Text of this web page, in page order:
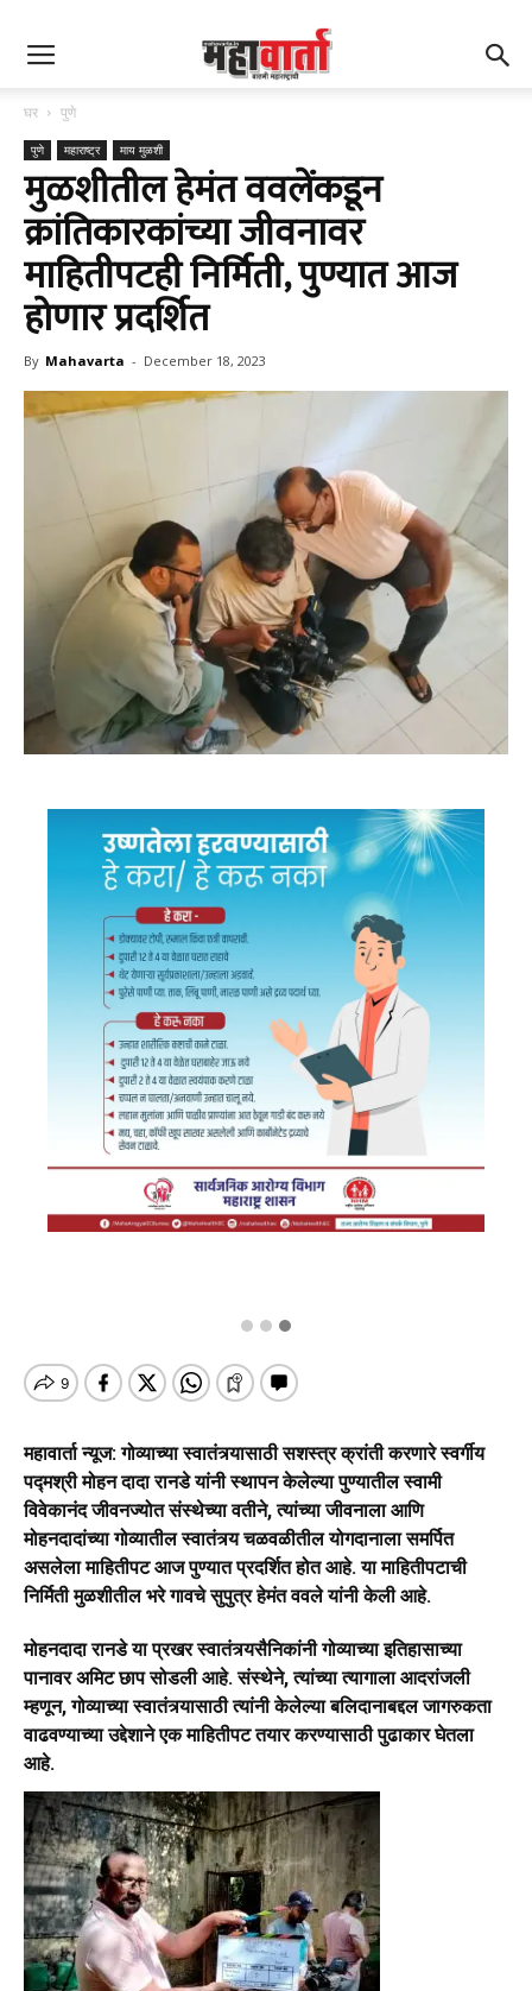
घर पुणे
पुणे महाराष्ट्र माय मुळशी
मुळशीतील हेमंत ववलेंकडून
क्रांतिकारकांच्या जीवनावर
माहितीपटही निर्मिती, पुण्यात आज
होणार प्रदर्शित
By Mahavarta - December 18, 2023
महावार्ता न्यूज: गोव्याच्या स्वातंत्र्यासाठी सशस्त्र क्रांती करणारे स्वर्गीय
पद्मश्री मोहन दादा रानडे यांनी स्थापन केलेल्या पुण्यातील स्वामी
विवेकानंद जीवनज्योत संस्थेच्या वतीने, त्यांच्या जीवनाला आणि
मोहनदादांच्या गोव्यातील स्वातंत्र्य चळवळीतील योगदानाला समर्पित
असलेला माहितीपट आज पुण्यात प्रदर्शित होत आहे. या माहितीपटाची
निर्मिती मुळशीतील भरे गावचे सुपुत्र हेमंत ववले यांनी केली आहे.
मोहनदादा रानडे या प्रखर स्वातंत्र्यसैनिकांनी गोव्याच्या इतिहासाच्या
पानावर अमिट छाप सोडली आहे. संस्थेने, त्यांच्या त्यागाला आदरांजली
म्हणून, गोव्याच्या स्वातंत्र्यासाठी त्यांनी केलेल्या बलिदानाबद्दल जागरुकता
वाढवण्याच्या उद्देशाने एक माहितीपट तयार करण्यासाठी पुढाकार घेतला
आहे.